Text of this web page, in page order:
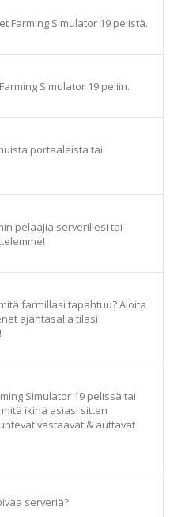
Farming Simulator 19 pelistä.
Simulator 19 peliin.
portaaleista tai
pelaajia serverillesi tai
farmillasi tapahtuu? Aloita
ajantasalla tilasi
Simulator 19 pelissä tai
ikinä asiasi sitten
vastaavat & auttavat
serveriä?